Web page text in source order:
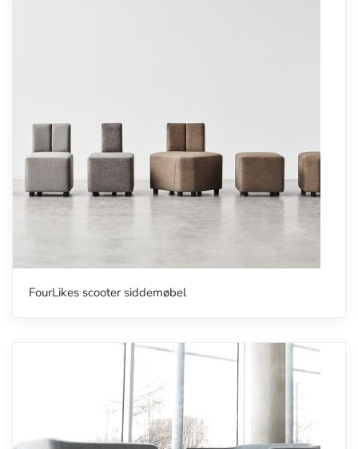
FourLikes scooter siddemøbel